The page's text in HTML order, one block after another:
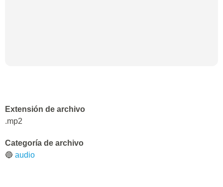
Extensión de archivo
.mp2
Categoría de archivo
🔵 audio